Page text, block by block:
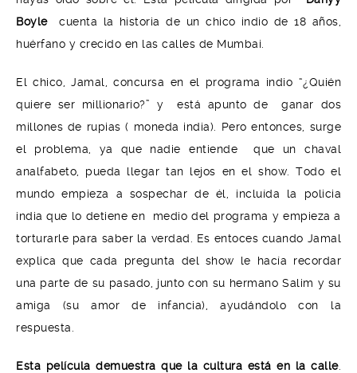
Boylecuenta la historia de un chico indio de 18 años,
huérfano y crecido en las calles de Mumbai.
El chico, Jamal, concursa en el programa indio “¿Quién
quiere ser millionario?” y está apunto de ganar dos
millones de rupias ( moneda india). Pero entonces, surge
el problema, ya que nadie entiende que un chaval
analfabeto, pueda llegar tan lejos en el show. Todo el
mundo empieza a sospechar de él, incluída la policia
india que lo detiene en medio del programa y empieza a
torturarle para saber la verdad. Es entoces cuando Jamal
explica que cada pregunta del show le hacía recordar
una parte de su pasado, junto con su hermano Salim y su
amiga (su amor de infancia), ayudándolo con la
respuesta.
Esta película demuestra que la cultura está en la calle.